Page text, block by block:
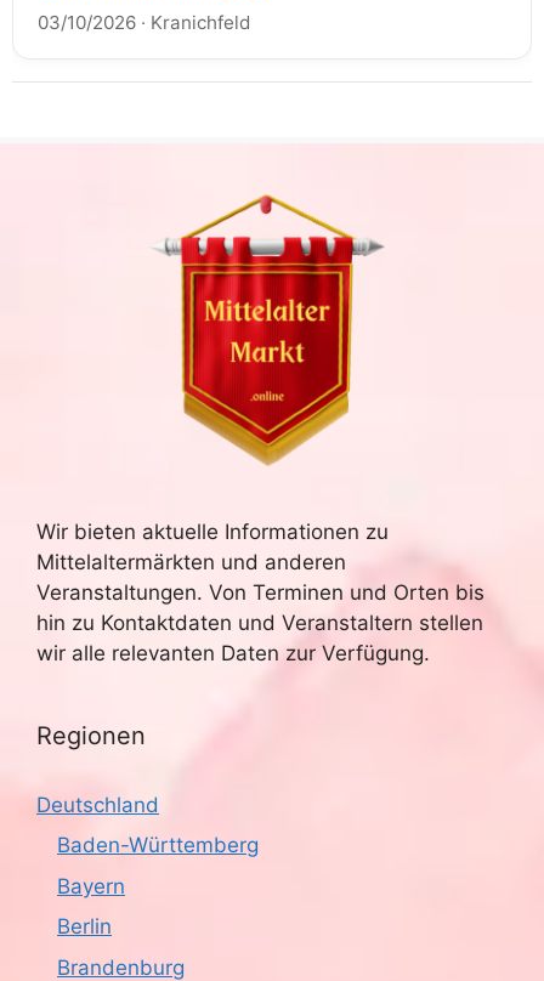
03/10/2026 · Kranichfeld
Wir bieten aktuelle Informationen zu
Mittelaltermärkten und anderen
Veranstaltungen. Von Terminen und Orten bis
hin zu Kontaktdaten und Veranstaltern stellen
wir alle relevanten Daten zur Verfügung.
Regionen
Deutschland
Baden-Württemberg
Bayern
Berlin
Brandenburg